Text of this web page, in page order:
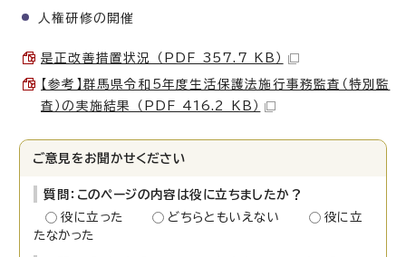
人権研修の開催
是正改善措置状況 （PDF 357.7 KB）
【参考】群馬県令和5年度生活保護法施行事務監査（特別監
査）の実施結果 （PDF 416.2 KB）
ご意見をお聞かせください
質問：このページの内容は役に立ちましたか？
役に立った
どちらともいえない
役に立
たなかった